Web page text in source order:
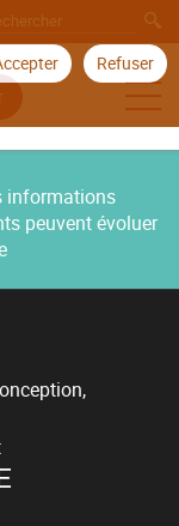
Refuser
informations
peuvent évoluer